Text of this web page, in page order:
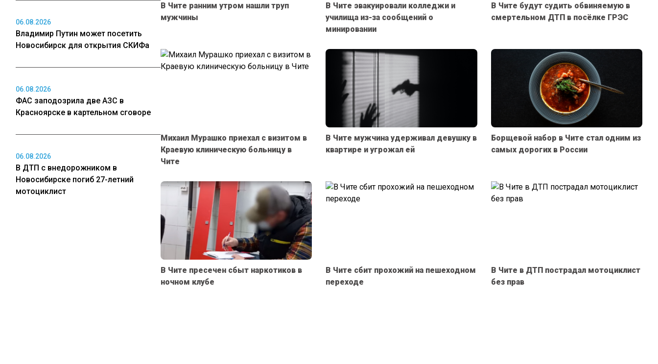
06.08.2026
Владимир Путин может посетить
Новосибирск для открытия СКИФа
06.08.2026
ФАС заподозрила две АЗС в
Красноярске в картельном сговоре
06.08.2026
В ДТП с внедорожником в
Новосибирске погиб 27-летний
мотоциклист
В Чите ранним утром нашли труп
мужчины
В Чите эвакуировали колледжи и
училища из-за сообщений о
минировании
В Чите будут судить обвиняемую в
смертельном ДТП в посёлке ГРЭС
Михаил Мурашко приехал с визитом в
Краевую клиническую больницу в
Чите
В Чите мужчина удерживал девушку в
квартире и угрожал ей
Борщевой набор в Чите стал одним из
самых дорогих в России
В Чите пресечен сбыт наркотиков в
ночном клубе
В Чите сбит прохожий на пешеходном
переходе
В Чите в ДТП пострадал мотоциклист
без прав